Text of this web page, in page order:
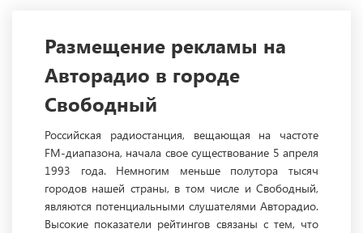
Размещение рекламы на
Авторадио в городе
Свободный
Российская радиостанция, вещающая на частоте
FM-диапазона, начала свое существование 5 апреля
1993 года. Немногим меньше полутора тысяч
городов нашей страны, в том числе и Свободный,
являются потенциальными слушателями Авторадио.
Высокие показатели рейтингов связаны с тем, что